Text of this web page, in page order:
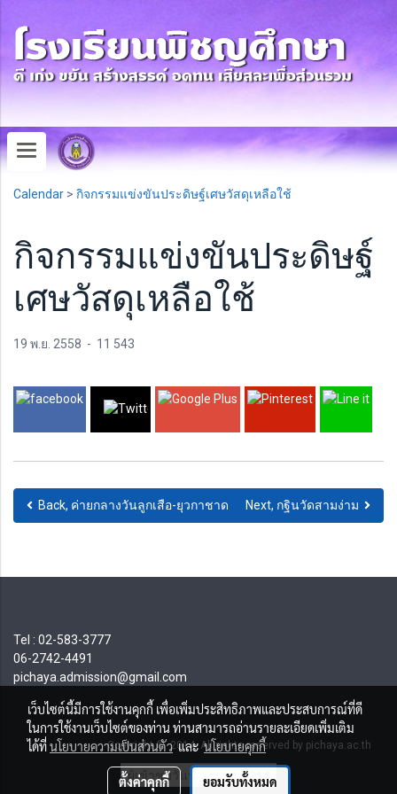
Calendar > กิจกรรมแข่งขันประดิษฐ์เศษวัสดุเหลือใช้
กิจกรรมแข่งขันประดิษฐ์
เศษวัสดุเหลือใช้
19 พ.ย. 2558 - 11 543
Back, ค่ายกลางวันลูกเสือ-ยุวกาชาด ระดับชั้น ป.1-4
Next, กฐินวัดสามง่าม
Tel : 02-583-3777
06-2742-4491
pichaya.admission@gmail.com
Copyright © 2014 All rights reserved by pichaya.ac.th
ผู้เข้าชมวันนี้ 214
เว็บไซต์นี้มีการใช้งานคุกกี้ เพื่อเพิ่มประสิทธิภาพและประสบการณ์ที่ดี
ในการใช้งานเว็บไซต์ของท่าน ท่านสามารถอ่านรายละเอียดเพิ่มเติม
ได้ที่นโยบายความเป็นส่วนตัวและนโยบายคุกกี้
ตั้งค่าคุกกี้ ยอมรับทั้งหมด